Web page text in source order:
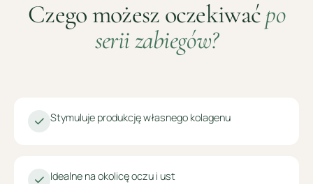
Czego możesz oczekiwaćpo
serii zabiegów?
Stymuluje produkcję własnego kolagenu
Idealne na okolicę oczu i ust